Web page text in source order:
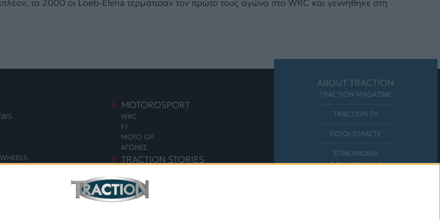
το 2000 οι Loeb-Elena τερμάτισαν τον πρώτο τους αγώνα στο WRC και γεννήθηκε στη
MOTOROSPORT
WRC
F1
MOTO GP
ΑΓΩΝΕΣ
TRACTION STORIES
BLOG
LONG READS
ΣΥΝΕΝΤΕΥΞΕΙΣ
ABOUT TRACTION
TRACTION MAGAZINE
TRACTION TV
ΠΟΙΟΙ ΕΙΜΑΣΤΕ
ΕΠΙΚΟΙΝΩΝΙΑ
FOLLOW US